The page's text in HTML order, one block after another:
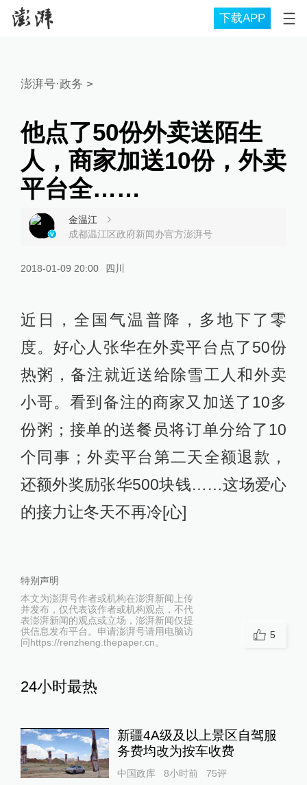
下载APP
澎湃号·政务 >
他点了50份外卖送陌生
人，商家加送10份，外卖
平台全……
金温江
成都温江区政府新闻办官方澎湃号
2018-01-09 20:00 四川
近日，全国气温普降，多地下了零
度。好心人张华在外卖平台点了50份
热粥，备注就近送给除雪工人和外卖
小哥。看到备注的商家又加送了10多
份粥；接单的送餐员将订单分给了10
个同事；外卖平台第二天全额退款，
还额外奖励张华500块钱……这场爱心
的接力让冬天不再冷[心]
特别声明
本文为澎湃号作者或机构在澎湃新闻上传
并发布，仅代表该作者或机构观点，不代
表澎湃新闻的观点或立场，澎湃新闻仅提
供信息发布平台。申请澎湃号请用电脑访
问https://renzheng.thepaper.cn。
5
24小时最热
新疆4A级及以上景区自驾服
务费均改为按车收费
中国政库 8小时前 75评